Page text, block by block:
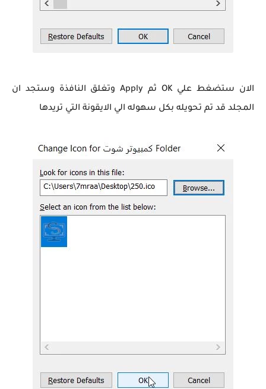
الان ستضغط علي OK ثم Apply وتغلق النافذة وستجد ان
المجلد قد تم تحويله بكل سهوله الي الايقونة التي تريدها